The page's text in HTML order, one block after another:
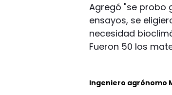
Agregó "se probo
ensayos, se
necesidad
Fueron 50 los
Ingeniero agrónomo